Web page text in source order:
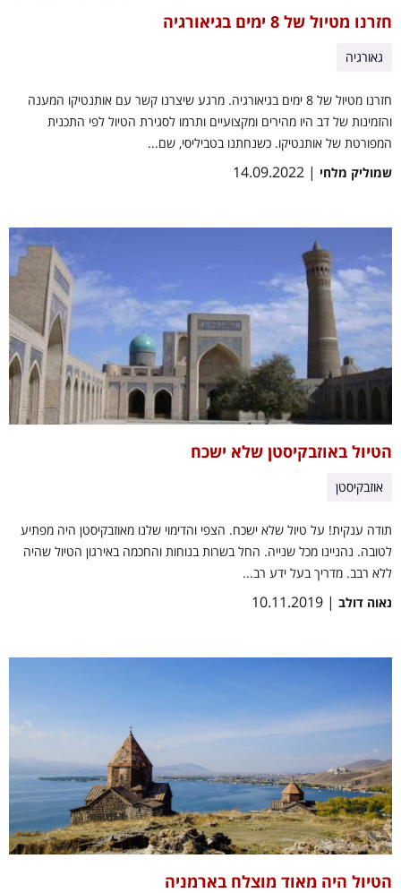
חזרנו מטיול של 8 ימים בגיאורגיה
גאורגיה
חזרנו מטיול של 8 ימים בגיאורגיה. מרגע שיצרנו קשר עם אותנטיקו המענה
והזמינות של דב היו מהירים ומקצועיים ותרמו לסגירת הטיול לפי התכנית
המפורטת של אותנטיקו. כשנחתנו בטביליסי, שם...
שמוליק מלחי | 14.09.2022
הטיול באוזבקיסטן שלא ישכח
אוזבקיסטן
תודה ענקית! על טיול שלא ישכח. הצפי והדימוי שלנו מאוזבקיסטן היה מפתיע
לטובה. נהניינו מכל שנייה. החל בשרות בנוחות והחכמה באירגון הטיול שהיה
ללא רבב. מדריך בעל ידע רב...
נאוה דולב | 10.11.2019
הטיול היה מאוד מוצלח בארמניה